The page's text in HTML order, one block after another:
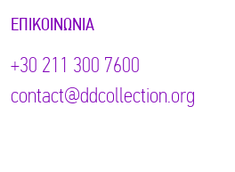
ΕΠΙΚΟΙΝΩΝΊΑ
+30 211 300 7600
contact@ddcollection.org